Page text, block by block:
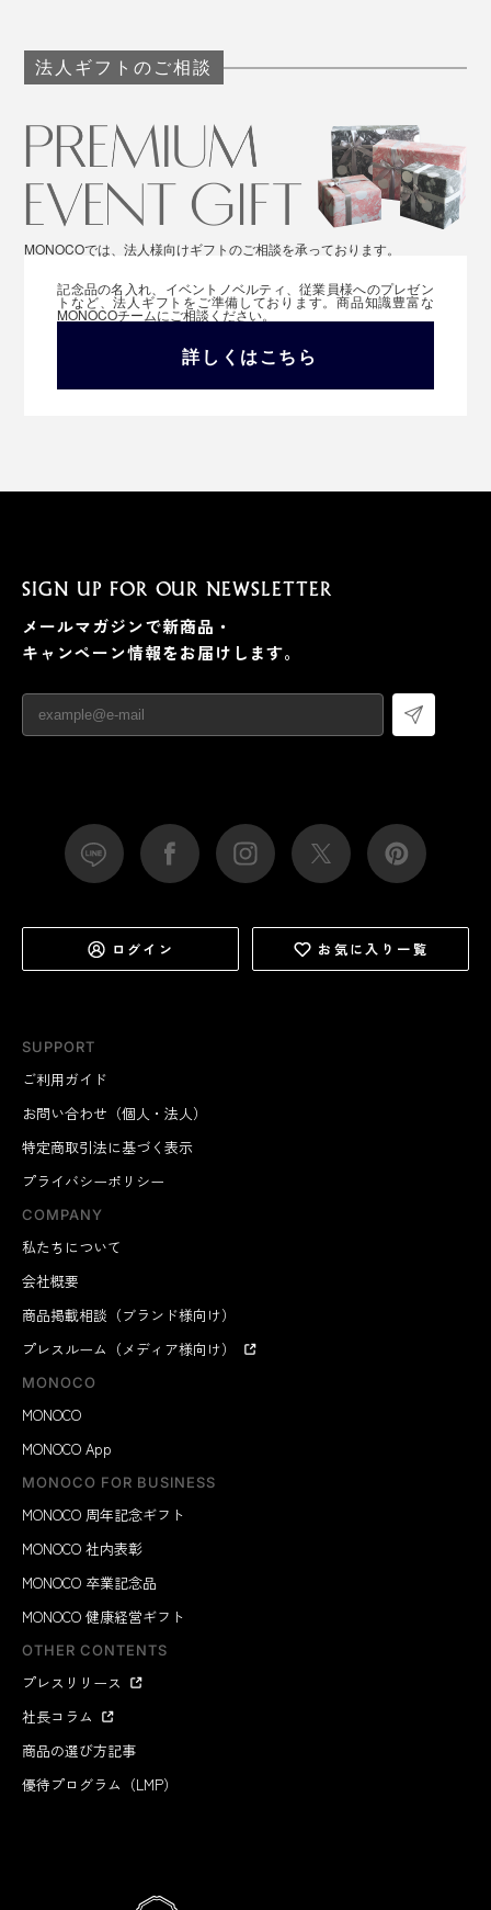
法人ギフトのご相談
MONOCOでは、法人様向けギフトのご相談を承っております。
記念品の名入れ、イベントノベルティ、従業員様へのプレゼン
トなど、法人ギフトをご準備しております。商品知識豊富な
MONOCOチームにご相談ください。
詳しくはこちら
SUPPORT
ご利用ガイド
お問い合わせ（個人・法人）
特定商取引法に基づく表示
プライバシーポリシー
COMPANY
私たちについて
会社概要
商品掲載相談（ブランド様向け）
プレスルーム（メディア様向け）
MONOCO
MONOCO
MONOCO App
MONOCO FOR BUSINESS
MONOCO 周年記念ギフト
MONOCO 社内表彰
MONOCO 卒業記念品
MONOCO 健康経営ギフト
OTHER CONTENTS
プレスリリース
社長コラム
商品の選び方記事
優待プログラム（LMP）
SIGN UP FOR OUR NEWSLETTER
メールマガジンで新商品・
キャンペーン情報をお届けします。
ログイン お気に入り一覧